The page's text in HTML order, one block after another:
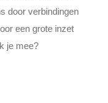
door verbindingen
een grote inzet
je mee?